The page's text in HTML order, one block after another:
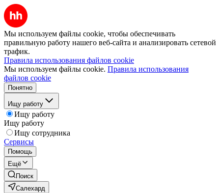
Мы используем файлы cookie, чтобы обеспечивать
правильную работу нашего веб-сайта и анализировать сетевой
трафик.
Правила использования файлов cookie
Мы используем файлы cookie. Правила использования
файлов cookie
Понятно
Ищу работу
Ищу работу
Ищу работу
Ищу сотрудника
Сервисы
Помощь
Ещё
Поиск
Салехард